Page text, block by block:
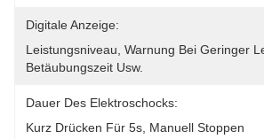
Digitale Anzeige:
Leistungsniveau, Warnung Bei Geringer
Betäubungszeit Usw.
Dauer Des Elektroschocks:
Kurz Drücken Für 5s, Manuell Stoppen